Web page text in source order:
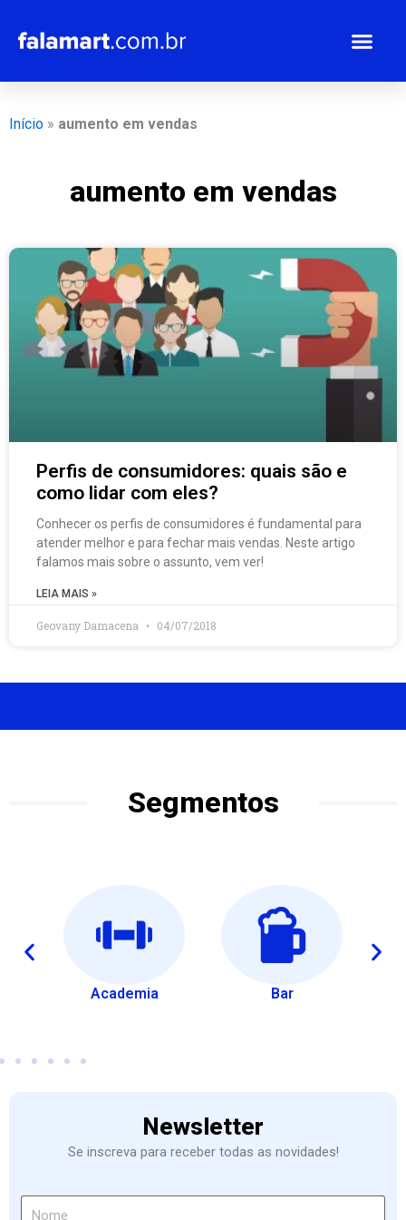
para
Início » aumento em vendas
aumento em vendas
Perfis de consumidores: quais são e
como lidar com eles?
Conhecer os perfis de consumidores é fundamental para
atender melhor e para fechar mais vendas. Neste artigo
falamos mais sobre o assunto, vem ver!
LEIA MAIS »
Geovany Damacena 04/07/2018
Segmentos
Academia
Bar
Newsletter
Se inscreva para receber todas as novidades!